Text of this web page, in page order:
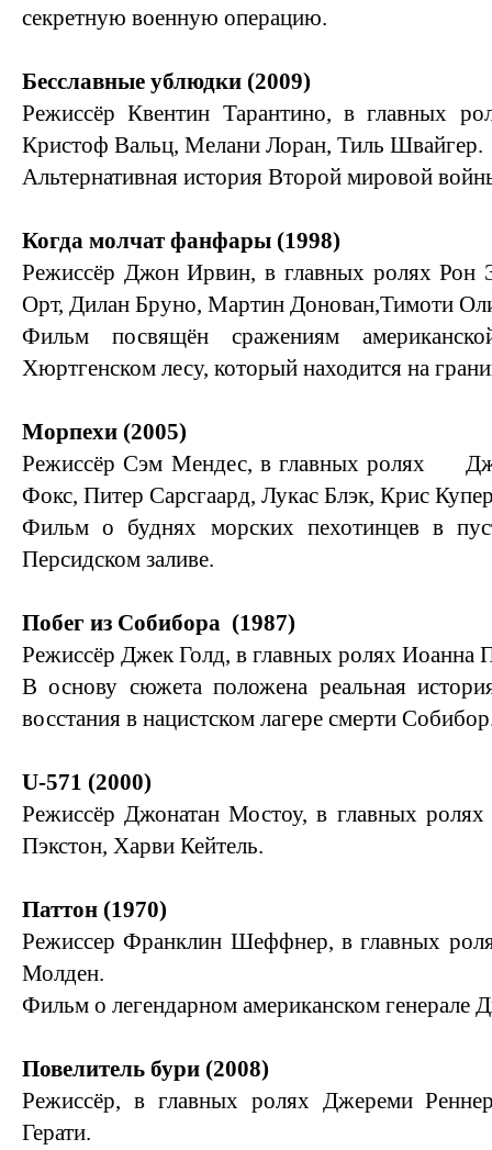
секретную военную операцию.
Бесславные ублюдки (2009)
Режиссёр Квентин Тарантино, в главных
Кристоф Вальц, Мелани Лоран, Тиль Швайгер.
Альтернативная история Второй мировой
Когда молчат фанфары (1998)
Режиссёр Джон Ирвин, в главных ролях Рон
Орт, Дилан Бруно, Мартин Донован,Тимоти
Фильм посвящён сражениям
Хюртгенском лесу, который находится на
Морпехи (2005)
Режиссёр Сэм Мендес, в главных ролях
Фокс, Питер Сарсгаард, Лукас Блэк, Крис
Фильм о буднях морских пехотинцев в
Персидском заливе.
Побег из Собибора (1987)
Режиссёр Джек Голд, в главных ролях Иоанна
В основу сюжета положена реальная
восстания в нацистском лагере смерти
U-571 (2000)
Режиссёр Джонатан Мостоу, в главных
Пэкстон, Харви Кейтель.
Паттон (1970)
Режиссер Франклин Шеффнер, в главных
Молден.
Фильм о легендарном американском генерале
Повелитель бури (2008)
Режиссёр, в главных ролях Джереми
Герати.